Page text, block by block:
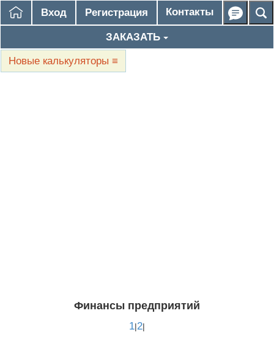
Вход Регистрация Контакты
ЗАКАЗАТЬ
Новые калькуляторы ≡
Финансы предприятий
1|2|